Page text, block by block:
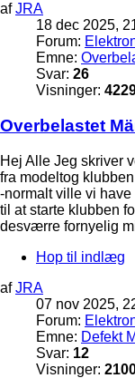
afJRA
18 dec 2025,
Forum:
Emne:
Svar: 26
Visninger:
Overbelastet
Hej Alle Jeg skriver
fra modeltog
-normalt ville vi
til at starte klubben
desværre fornyelig
Hop til indlæg
afJRA
07 nov 2025,
Forum:
Emne: Defekt
Svar: 12
Visninger: